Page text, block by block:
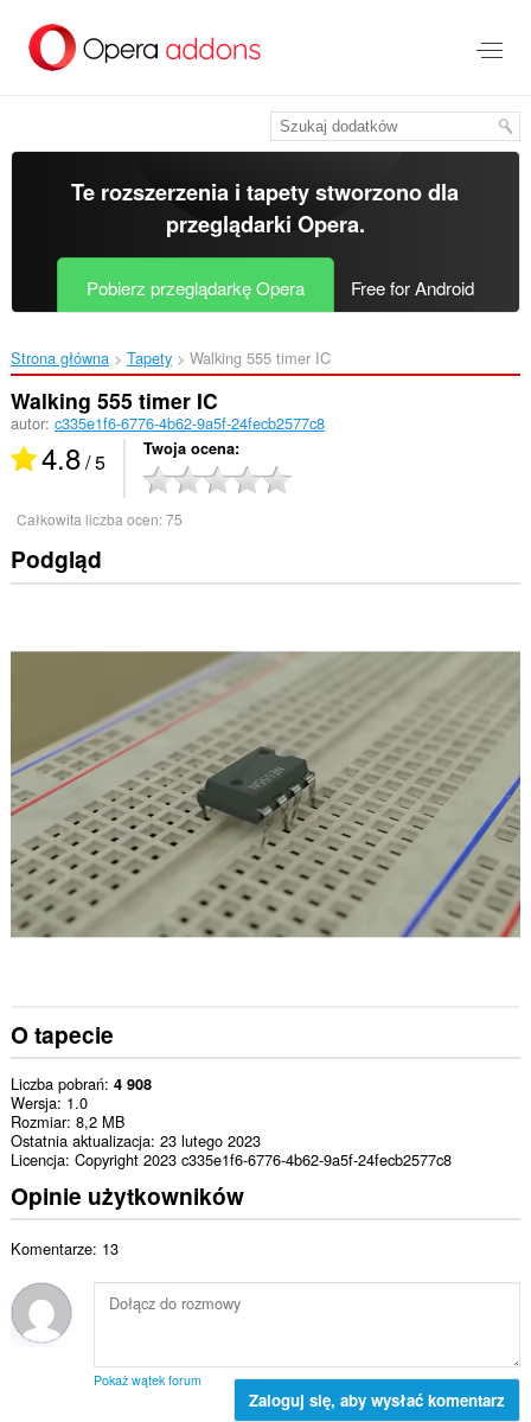
treści
Te rozszerzenia i tapety stworzono dla
przeglądarki Opera.
Pobierz przeglądarkę Opera Free for Android
Strona główna Tapety Walking 555 timer IC‎
Walking 555 timer IC
autor: c335e1f6-6776-4b62-9a5f-24fecb2577c8
4.8/ 5 Twoja ocena
Całkowita liczba ocen:75
Podgląd
O tapecie
Liczba pobrań 4 908
Wersja 1.0
Rozmiar 8,2 MB
Ostatnia aktualizacja 23 lutego 2023
Licencja Copyright 2023 c335e1f6-6776-4b62-9a5f-24fecb2577c8
Opinie użytkowników
Komentarze: 13
Pokaż wątek forum
Zaloguj się, aby wysłać komentarz